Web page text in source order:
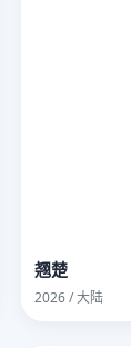
翘楚
2026 / 大陆